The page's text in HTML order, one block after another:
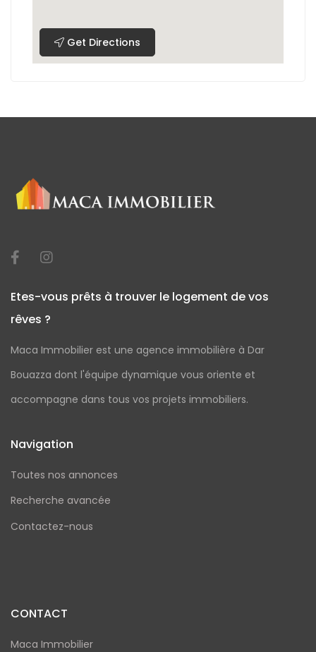
Get Directions
Etes-vous prêts à trouver le logement de vos
rêves ?
Maca Immobilier est une agence immobilière à Dar
Bouazza dont l'équipe dynamique vous oriente et
accompagne dans tous vos projets immobiliers.
Navigation
Toutes nos annonces
Recherche avancée
Contactez-nous
CONTACT
Maca Immobilier